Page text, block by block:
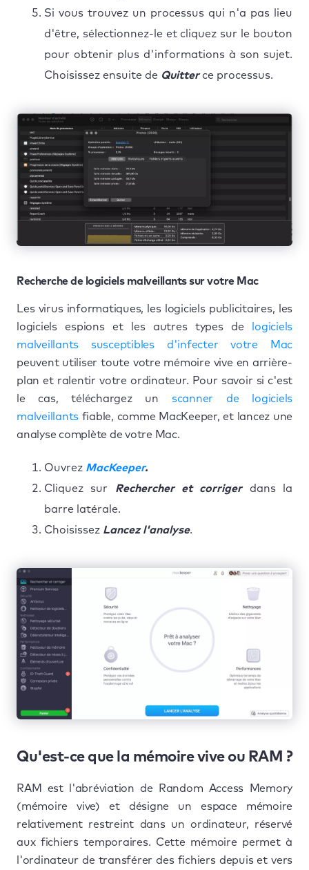
Si vous trouvez un processus qui n'a pas lieu
d'être, sélectionnez-le et cliquez sur le bouton
pour obtenir plus d'informations à son sujet.
Choisissez ensuite de Quitterce processus.
Recherche de logiciels malveillants sur votre Mac
Les virus informatiques, les logiciels publicitaires, les
logiciels espions et les autres types de
logiciels
malveillants susceptibles d'infecter votre Mac
peuvent utiliser toute votre mémoire vive en arrière-
plan et ralentir votre ordinateur. Pour savoir si c'est
le cas, téléchargez un scanner de logiciels
malveillants fiable, comme MacKeeper, et lancez une
analyse complète de votre Mac.
Ouvrez MacKeeper.
Cliquez sur Rechercher et corrigerdans la
barre latérale.
Choisissez Lancez l'analyse.
Qu'est-ce que la mémoire vive ou RAM ?
RAM est l'abréviation de Random Access Memory
(mémoire vive) et désigne un espace mémoire
relativement restreint dans un ordinateur, réservé
aux fichiers temporaires. Cette mémoire permet à
l'ordinateur de transférer des fichiers depuis et vers